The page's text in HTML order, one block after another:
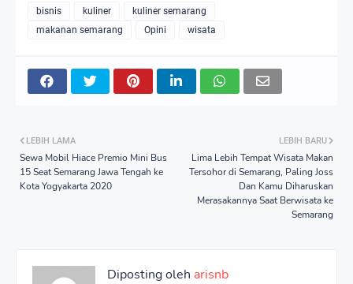
bisnis kuliner
kuliner semarang
makanan semarang
Opini wisata
LEBIH BARU
Lima Lebih Tempat Wisata Makan
Tersohor di Semarang, Paling Joss
Dan Kamu Diharuskan
Merasakannya Saat Berwisata ke
Semarang
LEBIH LAMA
Sewa Mobil Hiace Premio Mini Bus
15 Seat Semarang Jawa Tengah ke
Kota Yogyakarta 2020
Diposting oleh arisnb